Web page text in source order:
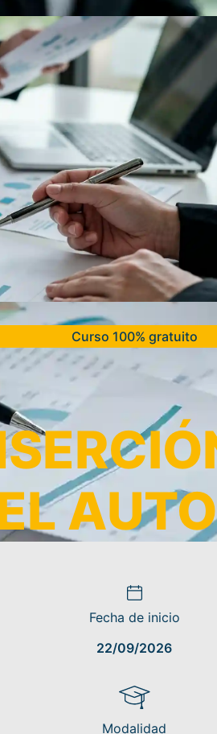
Curso 100% gratuito
Fecha de inicio
22/09/2026
Modalidad